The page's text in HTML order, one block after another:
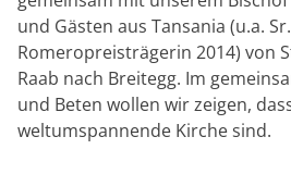
und Gästen aus Tansania (u.a.
Romeropreisträgerin 2014) von
Raab nach Breitegg. Im
und Beten wollen wir zeigen,
weltumspannende Kirche sind.